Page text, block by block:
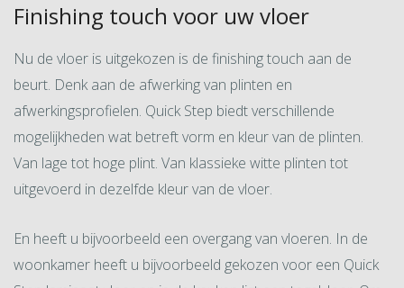
Finishing touch voor uw vloer
Nu de vloer is uitgekozen is de finishing touch aan de
beurt. Denk aan de afwerking van plinten en
afwerkingsprofielen. Quick Step biedt verschillende
mogelijkheden wat betreft vorm en kleur van de plinten.
Van lage tot hoge plint. Van klassieke witte plinten tot
uitgevoerd in dezelfde kleur van de vloer.
En heeft u bijvoorbeeld een overgang van vloeren. In de
woonkamer heeft u bijvoorbeeld gekozen voor een Quick